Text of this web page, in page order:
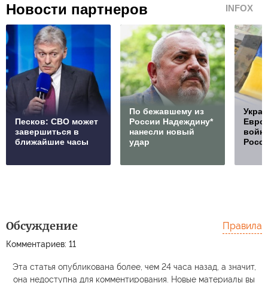
Новости партнеров INFOX
Песков: СВО может
завершиться в
ближайшие часы
По бежавшему из
России Надеждину*
нанесли новый
удар
Обсуждение
Комментариев: 11
Правила
Эта статья опубликована более, чем 24 часа назад, а значит,
она недоступна для комментирования. Новые материалы вы